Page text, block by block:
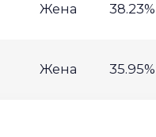
Жена 38.23%
Жена 35.95%